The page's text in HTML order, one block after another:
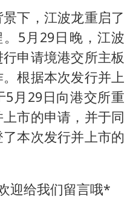
下，江波龙重启了
5月29日晚，江波
申请境港交所主板
根据本次发行并上
月29日向港交所重
市的申请，并于同
本次发行并上市的
迎给我们留言哦*